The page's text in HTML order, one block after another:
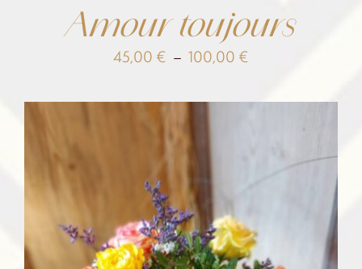
Amour toujours
45,00 € – 100,00 €
prix :